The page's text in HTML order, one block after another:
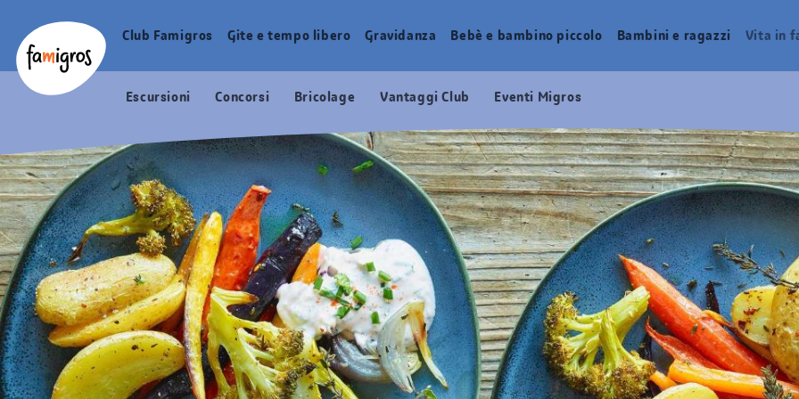
segnalibri
Logo
Navigazione
Club Famigros Gite e tempo libero Gravidanza Bebè e bambino piccolo Bambini e ragazzi Vita in
Escursioni Concorsi Bricolage Vantaggi Club Eventi Migros